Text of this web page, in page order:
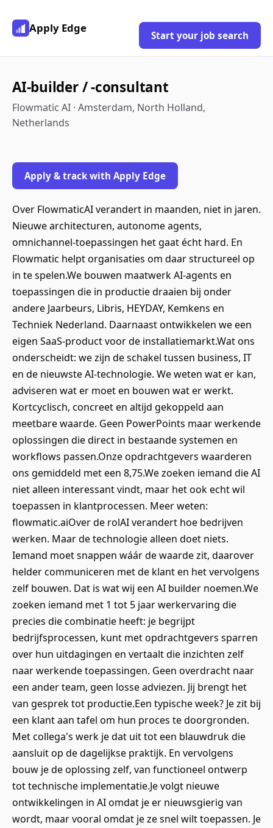
Apply Edge
Start your job search
AI-builder / -consultant
Flowmatic AI · Amsterdam, North Holland,
Netherlands
Apply & track with Apply Edge
Over FlowmaticAI verandert in maanden, niet in jaren.
Nieuwe architecturen, autonome agents,
omnichannel-toepassingen het gaat écht hard. En
Flowmatic helpt organisaties om daar structureel op
in te spelen.We bouwen maatwerk AI-agents en
toepassingen die in productie draaien bij onder
andere Jaarbeurs, Libris, HEYDAY, Kemkens en
Techniek Nederland. Daarnaast ontwikkelen we een
eigen SaaS-product voor de installatiemarkt.Wat ons
onderscheidt: we zijn de schakel tussen business, IT
en de nieuwste AI-technologie. We weten wat er kan,
adviseren wat er moet en bouwen wat er werkt.
Kortcyclisch, concreet en altijd gekoppeld aan
meetbare waarde. Geen PowerPoints maar werkende
oplossingen die direct in bestaande systemen en
workflows passen.Onze opdrachtgevers waarderen
ons gemiddeld met een 8,75.We zoeken iemand die AI
niet alleen interessant vindt, maar het ook echt wil
toepassen in klantprocessen. Meer weten:
flowmatic.aiOver de rolAI verandert hoe bedrijven
werken. Maar de technologie alleen doet niets.
Iemand moet snappen wáár de waarde zit, daarover
helder communiceren met de klant en het vervolgens
zelf bouwen. Dat is wat wij een AI builder noemen.We
zoeken iemand met 1 tot 5 jaar werkervaring die
precies die combinatie heeft: je begrijpt
bedrijfsprocessen, kunt met opdrachtgevers sparren
over hun uitdagingen en vertaalt die inzichten zelf
naar werkende toepassingen. Geen overdracht naar
een ander team, geen losse adviezen. Jij brengt het
van gesprek tot productie.Een typische week? Je zit bij
een klant aan tafel om hun proces te doorgronden.
Met collega's werk je dat uit tot een blauwdruk die
aansluit op de dagelijkse praktijk. En vervolgens
bouw je de oplossing zelf, van functioneel ontwerp
tot technische implementatie.Je volgt nieuwe
ontwikkelingen in AI omdat je er nieuwsgierig van
wordt, maar vooral omdat je ze snel wilt toepassen. Je